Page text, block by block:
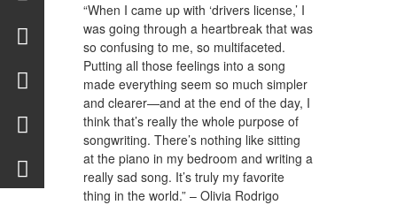
“When I came up with ‘drivers license,’ I
was going through a heartbreak that was
so confusing to me, so multifaceted.
Putting all those feelings into a song
made everything seem so much simpler
and clearer—and at the end of the day, I
think that’s really the whole purpose of
songwriting. There’s nothing like sitting
at the piano in my bedroom and writing a
really sad song. It’s truly my favorite
thing in the world.” – Olivia Rodrigo